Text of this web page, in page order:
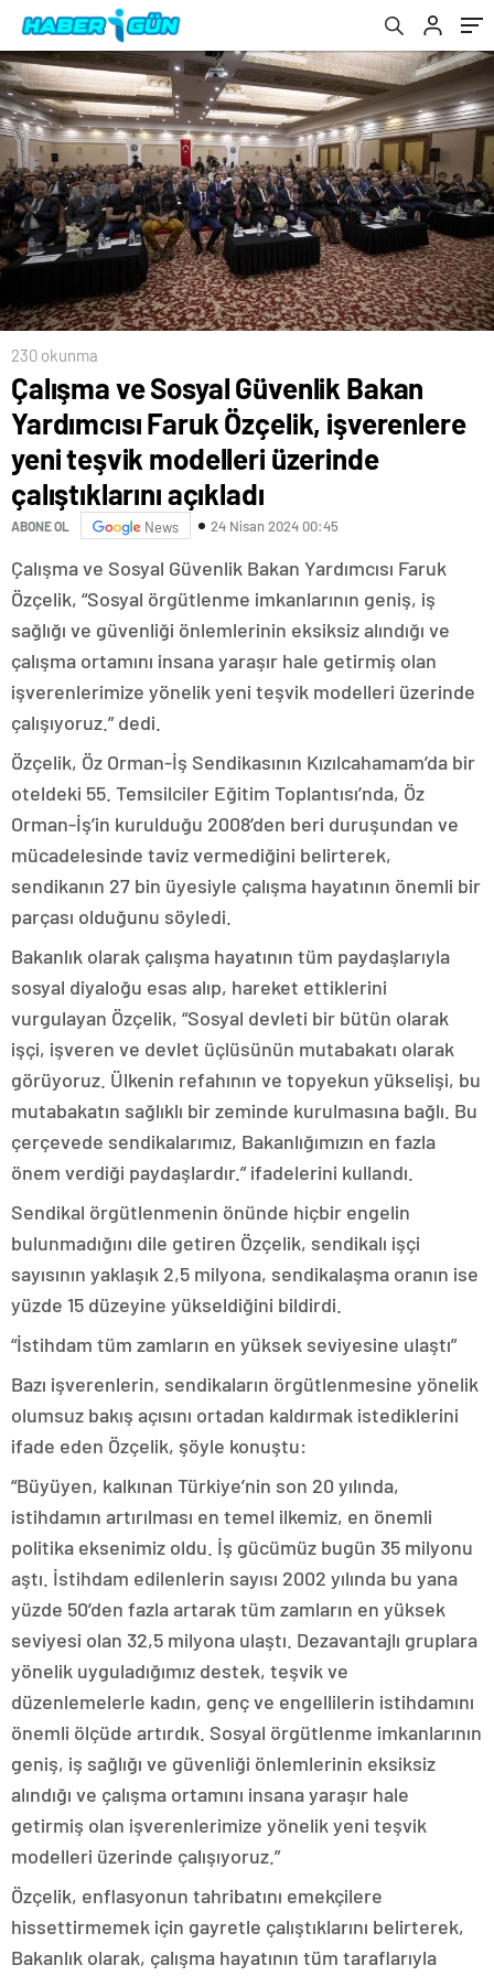
modelleri üzerinde çalıştıklarını açıkladı
230 okunma
Çalışma ve Sosyal Güvenlik Bakan
Yardımcısı Faruk Özçelik, işverenlere
yeni teşvik modelleri üzerinde
çalıştıklarını açıkladı
ABONE OL News 24 Nisan 2024 00:45
Çalışma ve Sosyal Güvenlik Bakan Yardımcısı Faruk
Özçelik, “Sosyal örgütlenme imkanlarının geniş, iş
sağlığı ve güvenliği önlemlerinin eksiksiz alındığı ve
çalışma ortamını insana yaraşır hale getirmiş olan
işverenlerimize yönelik yeni teşvik modelleri üzerinde
çalışıyoruz.” dedi.
Özçelik, Öz Orman-İş Sendikasının Kızılcahamam’da bir
oteldeki 55. Temsilciler Eğitim Toplantısı’nda, Öz
Orman-İş’in kurulduğu 2008’den beri duruşundan ve
mücadelesinde taviz vermediğini belirterek,
sendikanın 27 bin üyesiyle çalışma hayatının önemli bir
parçası olduğunu söyledi.
Bakanlık olarak çalışma hayatının tüm paydaşlarıyla
sosyal diyaloğu esas alıp, hareket ettiklerini
vurgulayan Özçelik, “Sosyal devleti bir bütün olarak
işçi, işveren ve devlet üçlüsünün mutabakatı olarak
görüyoruz. Ülkenin refahının ve topyekun yükselişi, bu
mutabakatın sağlıklı bir zeminde kurulmasına bağlı. Bu
çerçevede sendikalarımız, Bakanlığımızın en fazla
önem verdiği paydaşlardır.” ifadelerini kullandı.
Sendikal örgütlenmenin önünde hiçbir engelin
bulunmadığını dile getiren Özçelik, sendikalı işçi
sayısının yaklaşık 2,5 milyona, sendikalaşma oranın ise
yüzde 15 düzeyine yükseldiğini bildirdi.
“İstihdam tüm zamların en yüksek seviyesine ulaştı”
Bazı işverenlerin, sendikaların örgütlenmesine yönelik
olumsuz bakış açısını ortadan kaldırmak istediklerini
ifade eden Özçelik, şöyle konuştu:
“Büyüyen, kalkınan Türkiye’nin son 20 yılında,
istihdamın artırılması en temel ilkemiz, en önemli
politika eksenimiz oldu. İş gücümüz bugün 35 milyonu
aştı. İstihdam edilenlerin sayısı 2002 yılında bu yana
yüzde 50’den fazla artarak tüm zamların en yüksek
seviyesi olan 32,5 milyona ulaştı. Dezavantajlı gruplara
yönelik uyguladığımız destek, teşvik ve
düzenlemelerle kadın, genç ve engellilerin istihdamını
önemli ölçüde artırdık. Sosyal örgütlenme imkanlarının
geniş, iş sağlığı ve güvenliği önlemlerinin eksiksiz
alındığı ve çalışma ortamını insana yaraşır hale
getirmiş olan işverenlerimize yönelik yeni teşvik
modelleri üzerinde çalışıyoruz.”
Özçelik, enflasyonun tahribatını emekçilere
hissettirmemek için gayretle çalıştıklarını belirterek,
Bakanlık olarak, çalışma hayatının tüm taraflarıyla
temaslarda bulundu